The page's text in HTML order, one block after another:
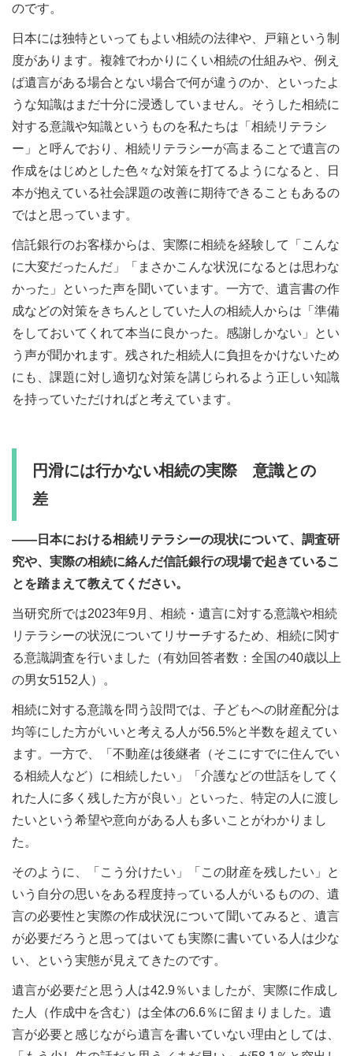
のです。
日本には独特といってもよい相続の法律や、戸籍という制
度があります。複雑でわかりにくい相続の仕組みや、例え
ば遺言がある場合とない場合で何が違うのか、といったよ
うな知識はまだ十分に浸透していません。そうした相続に
対する意識や知識というものを私たちは「相続リテラシ
ー」と呼んでおり、相続リテラシーが高まることで遺言の
作成をはじめとした色々な対策を打てるようになると、日
本が抱えている社会課題の改善に期待できることもあるの
ではと思っています。
信託銀行のお客様からは、実際に相続を経験して「こんな
に大変だったんだ」「まさかこんな状況になるとは思わな
かった」といった声を聞いています。一方で、遺言書の作
成などの対策をきちんとしていた人の相続人からは「準備
をしておいてくれて本当に良かった。感謝しかない」とい
う声が聞かれます。残された相続人に負担をかけないため
にも、課題に対し適切な対策を講じられるよう正しい知識
を持っていただければと考えています。
円滑には行かない相続の実際 意識との
差
――日本における相続リテラシーの現状について、調査研
究や、実際の相続に絡んだ信託銀行の現場で起きているこ
とを踏まえて教えてください。
当研究所では2023年9月、相続・遺言に対する意識や相続
リテラシーの状況についてリサーチするため、相続に関す
る意識調査を行いました（有効回答者数：全国の40歳以上
の男女5152人）。
相続に対する意識を問う設問では、⼦どもへの財産配分は
均等にした方がいいと考える人が56.5%と半数を超えてい
ます。一方で、「不動産は後継者（そこにすでに住んでい
る相続人など）に相続したい」「介護などの世話をしてく
れた人に多く残した⽅が良い」といった、特定の人に渡し
たいという希望や意向がある人も多いことがわかりまし
た。
そのように、「こう分けたい」「この財産を残したい」と
いう自分の思いをある程度持っている人がいるものの、遺
言の必要性と実際の作成状況について聞いてみると、遺言
が必要だろうと思ってはいても実際に書いている人は少な
い、という実態が見えてきたのです。
遺言が必要だと思う人は42.9％いましたが、実際に作成し
た人（作成中を含む）は全体の6.6％に留まりました。遺
⾔が必要と感じながら遺⾔を書いていない理由としては、